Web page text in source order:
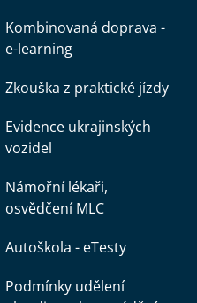
Kombinovaná doprava -
e-learning
Zkouška z praktické jízdy
Evidence ukrajinských
vozidel
Námořní lékaři,
osvědčení MLC
Autoškola - eTesty
Podmínky udělení